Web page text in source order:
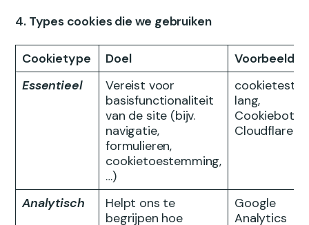
4. Types cookies die we gebruiken
Cookietype Doel
Voorbeeld
Essentieel
Vereist voor
basisfunctionaliteit
van de site (bijv.
navigatie,
formulieren,
cookietoestemming,
…)
cookietest,
lang,
Cookiebot,
Cloudflare
Analytisch
Helpt ons te
begrijpen hoe
Google
Analytics